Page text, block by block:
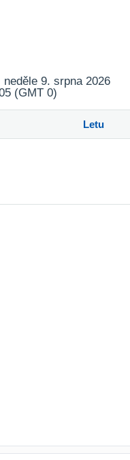
neděle 9. srpna 2026
(GMT 0)
Letu